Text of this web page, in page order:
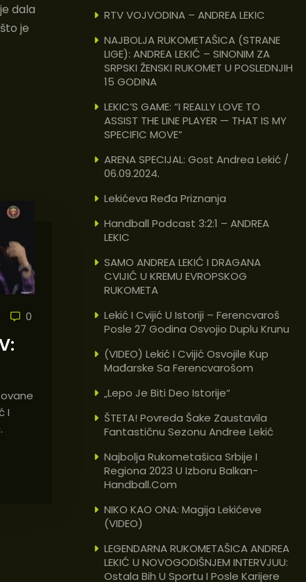
dala
je
0
I
RTV VOJVODINA – ANDREA LEKIC
NAJBOLJA RUKOMETAŠICA (STRANE
LIGE): ANDREA LEKIĆ – SINONIM ZA
SRPSKI ŽENSKI RUKOMET U POSLEDNJIH
15 GODINA
LEKIC’S GAME: “I REALLY LOVE TO
ASSIST THE LINE PLAYER — THAT IS MY
SPECIFIC MOVE”
ARENA SPECIJAL: Gost Andrea Lekić /
06.09.2024.
Lekićeva Ređa Priznanja
Handball Podcast 3:2:1 – ANDREA
LEKIC
SAMO ANDREA LEKIĆ I DRAGANA
CVIJIĆ U KREMU EVROPSKOG
RUKOMETA
Lekić I Cvijić U Istoriji – Ferencvaroš
Posle 27 Godina Osvojio Duplu Krunu
(VIDEO) Lekić I Cvijić Osvojile Kup
Mađarske Sa Ferencvarošom
„Lepo Je Biti Deo Istorije“
ŠTETA! Povreda Šake Zaustavila
Fantastičnu Sezonu Andree Lekić
Najbolja Rukometašica Srbije I
Regiona 2023 U Izboru Balkan-
Handball.com
NIKO KAO ONA: Magija Lekićeve
(VIDEO)
LEGENDARNA RUKOMETAŠICA ANDREA
LEKIĆ U NOVOGODIŠNJEM INTERVJUU:
Ostala Bih U Sportu I Posle Karijere